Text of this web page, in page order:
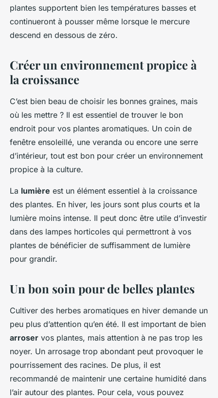
plantes supportent bien les températures basses et
continueront à pousser même lorsque le mercure
descend en dessous de zéro.
Créer un environnement propice à
la croissance
C’est bien beau de choisir les bonnes graines, mais
où les mettre ? Il est essentiel de trouver le bon
endroit pour vos plantes aromatiques. Un coin de
fenêtre ensoleillé, une veranda ou encore une serre
d’intérieur, tout est bon pour créer un environnement
propice à la culture.
La lumière est un élément essentiel à la croissance
des plantes. En hiver, les jours sont plus courts et la
lumière moins intense. Il peut donc être utile d’investir
dans des lampes horticoles qui permettront à vos
plantes de bénéficier de suffisamment de lumière
pour grandir.
Un bon soin pour de belles plantes
Cultiver des herbes aromatiques en hiver demande un
peu plus d’attention qu’en été. Il est important de bien
arroser vos plantes, mais attention à ne pas trop les
noyer. Un arrosage trop abondant peut provoquer le
pourrissement des racines. De plus, il est
recommandé de maintenir une certaine humidité dans
l’air autour des plantes. Pour cela, vous pouvez